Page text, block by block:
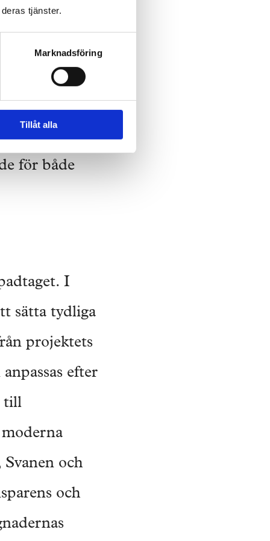
tjänster.
Marknadsföring
Tillåt alla
medarbetare
att varje
för både
I
sätta tydliga
projektets
efter
till
och
och